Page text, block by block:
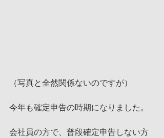
（写真と全然関係ないのですが）
今年も確定申告の時期になりました。
会社員の方で、普段確定申告しない方